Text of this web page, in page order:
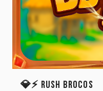
Idioma
💎⚡ Rush Brocos